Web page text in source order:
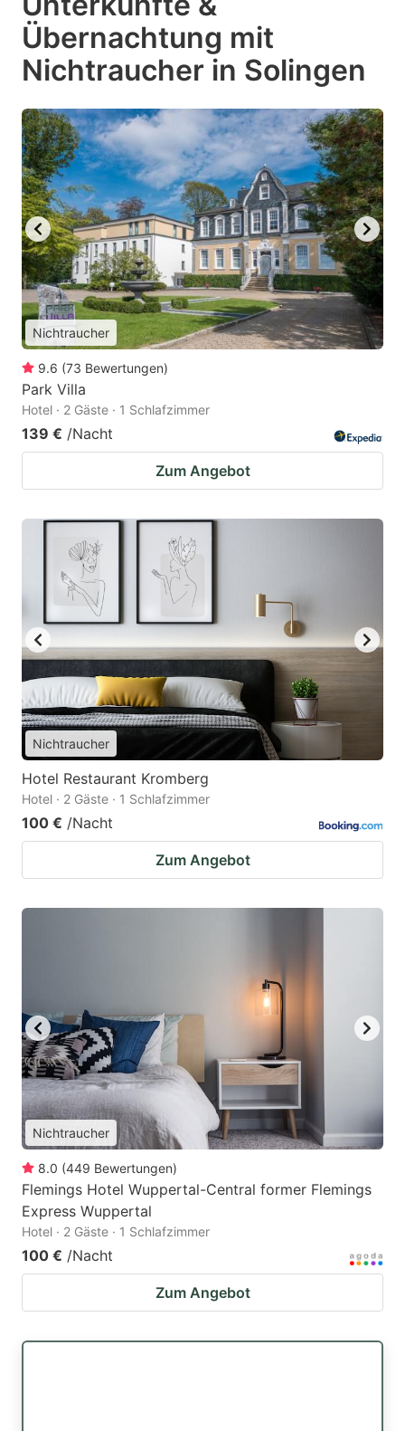
Übernachtung mit
Nichtraucher in Solingen
Nichtraucher
9.6 (73 Bewertungen)
Park Villa
Hotel · 2 Gäste · 1 Schlafzimmer
139 € /Nacht
Zum Angebot
Nichtraucher
Hotel Restaurant Kromberg
Hotel · 2 Gäste · 1 Schlafzimmer
100 € /Nacht
Zum Angebot
Nichtraucher
8.0 (449 Bewertungen)
Flemings Hotel Wuppertal-Central former Flemings
Express Wuppertal
Hotel · 2 Gäste · 1 Schlafzimmer
100 € /Nacht
Zum Angebot